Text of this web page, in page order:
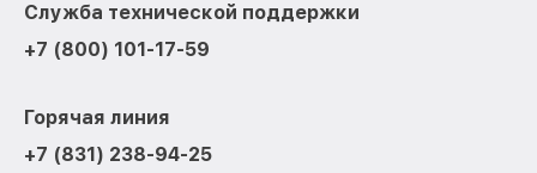
Служба технической поддержки
+7 (800) 101-17-59
Горячая линия
+7 (831) 238-94-25